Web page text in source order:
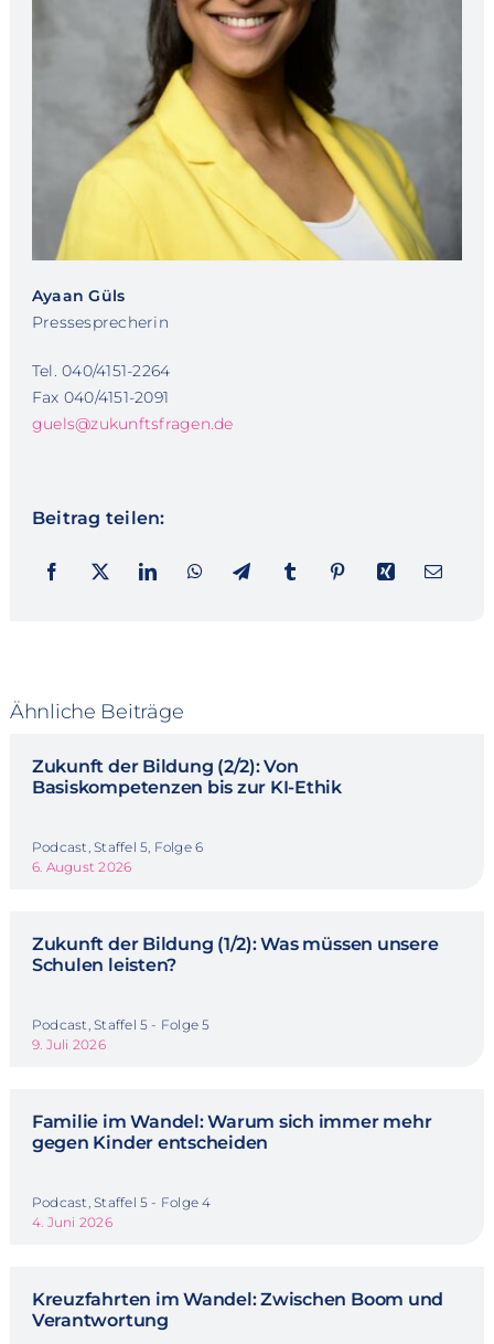
Ayaan Güls
Pressesprecherin
Tel. 040/4151-2264
Fax 040/4151-2091
guels@zukunftsfragen.de
Beitrag teilen:
Ähnliche Beiträge
Zukunft der Bildung (2/2): Von
Basiskompetenzen bis zur KI-Ethik
Podcast, Staffel 5, Folge 6
6. August 2026
Zukunft der Bildung (1/2): Was müssen unsere
Schulen leisten?
Podcast, Staffel 5 - Folge 5
9. Juli 2026
Familie im Wandel: Warum sich immer mehr
gegen Kinder entscheiden
Podcast, Staffel 5 - Folge 4
4. Juni 2026
Kreuzfahrten im Wandel: Zwischen Boom und
Verantwortung